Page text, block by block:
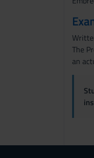
The
an